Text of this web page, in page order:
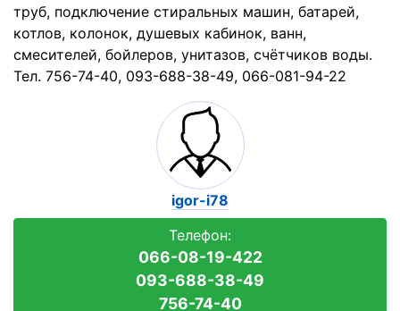
труб, подключение стиральных машин, батарей,
котлов, колонок, душевых кабинок, ванн,
смесителей, бойлеров, унитазов, счётчиков воды.
Тел. 756-74-40, 093-688-38-49, 066-081-94-22
igor-i78
Телефон:
066-08-19-422
093-688-38-49
756-74-40